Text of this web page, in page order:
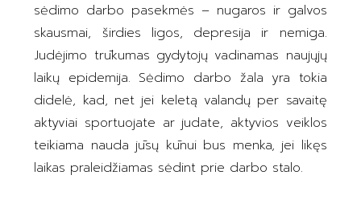
sėdimo darbo pasekmės – nugaros ir galvos
skausmai, širdies ligos, depresija ir nemiga.
Judėjimo trūkumas gydytojų vadinamas naujųjų
laikų epidemija. Sėdimo darbo žala yra tokia
didelė, kad, net jei keletą valandų per savaitę
aktyviai sportuojate ar judate, aktyvios veiklos
teikiama nauda jūsų kūnui bus menka, jei likęs
laikas praleidžiamas sėdint prie darbo stalo.